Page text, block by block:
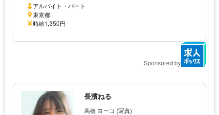
アルバイト・パート
東京都
時給1,350円
Sponsored by
長濱ねる
高橋 ヨーコ (写真)